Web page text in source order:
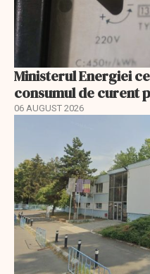
Ministerul Energiei
consumul de curent
06 AUGUST 2026